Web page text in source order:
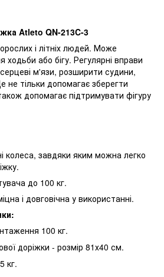
Atleto QN-213C-3
і літніх людей. Може
ходьби або бігу. Регулярні вправи
м'язи, розширити судини,
не тільки допомагає зберегти
допомагає підтримувати фігуру
колеса, завдяки яким можна легко
до 100 кг.
і довговічна у використанні.
100 кг.
доріжки - розмір 81х40 см.
кг.